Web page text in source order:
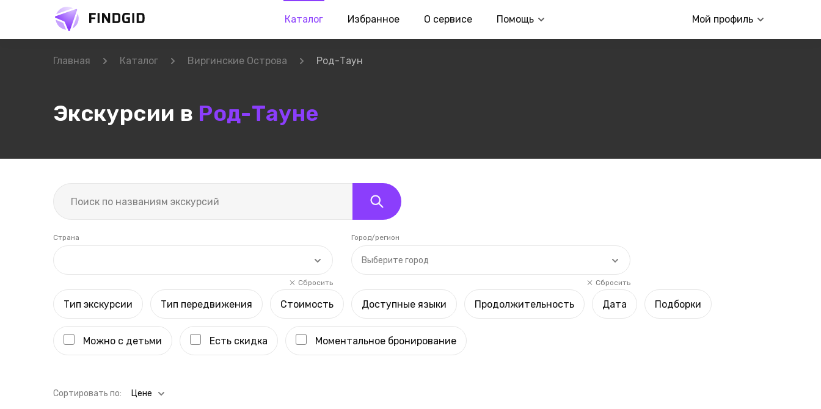
Каталог Избранное О сервисе Помощь Мой профиль
Главная Каталог Виргинские Острова Род-Таун
Экскурсии в Род-Тауне
Страна
Сбросить
Выберите город
Город/регион
Сбросить
Тип экскурсии Тип передвижения Стоимость Доступные языки Продолжительность Дата Подборки
Можно с детьми Есть скидка Моментальное бронирование
Cортировать по: Цене